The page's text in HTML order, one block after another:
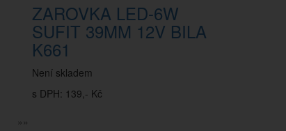
ZAROVKA LED-6W
SUFIT 39MM 12V BILA
K661
Není skladem
s DPH: 139,- Kč
»»